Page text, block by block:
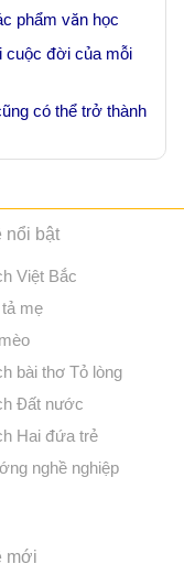
phẩm văn học
cuộc đời của mỗi
có thể trở thành
nổi bật
Việt Bắc
mẹ
bài thơ Tỏ lòng
Đất nước
Hai đứa trẻ
nghề nghiệp
mới